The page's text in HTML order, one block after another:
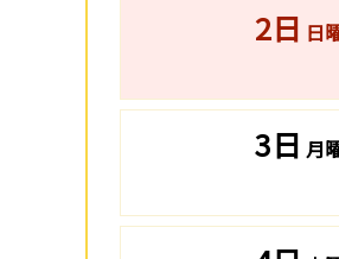
2日 日
3日 月